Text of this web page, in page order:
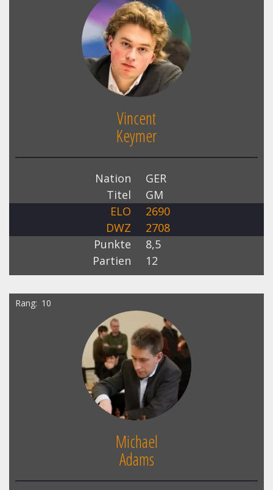
Vincent
Keymer
Nation
GER
Titel
GM
ELO
2690
DWZ
2708
Punkte
8,5
Partien
12
Rang 10
Michael
Adams